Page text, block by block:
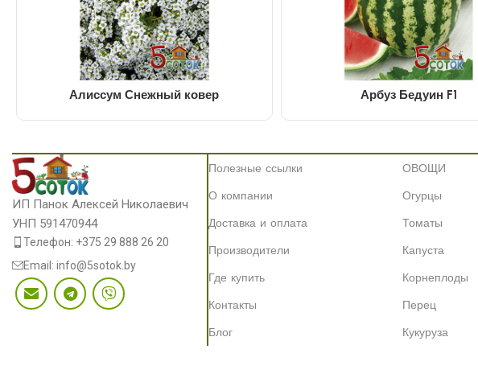
Алиссум Снежный ковер Арбуз Бедуин F1
ИП Панок Алексей Николаевич
УНП 591470944
Телефон: +375 29 888 26 20
Email: info@5sotok.by
Полезные ссылки
О компании
Доставка и оплата
Производители
Где купить
Контакты
Блог
ОВОЩИ
Огурцы
Томаты
Капуста
Корнеплоды
Перец
Кукуруза